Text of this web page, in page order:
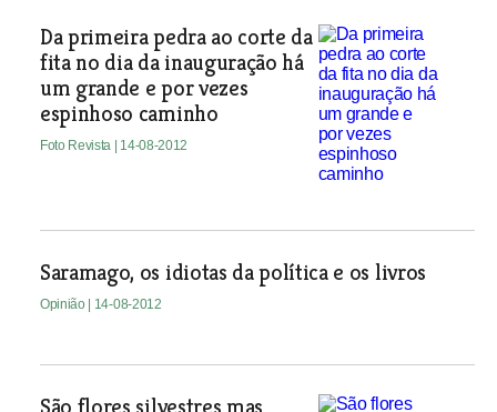
Da primeira pedra ao corte da
fita no dia da inauguração há
um grande e por vezes
espinhoso caminho
Foto Revista | 14-08-2012
Saramago, os idiotas da política e os livros
Opinião | 14-08-2012